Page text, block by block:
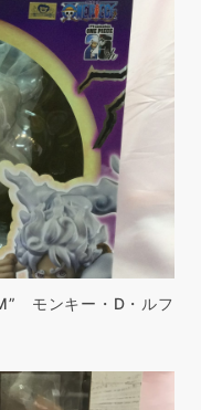
モンキー・D・ルフ